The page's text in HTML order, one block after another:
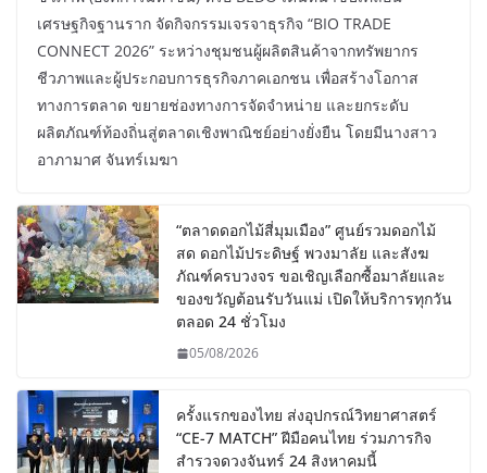
เศรษฐกิจฐานราก จัดกิจกรรมเจรจาธุรกิจ “BIO TRADE
CONNECT 2026” ระหว่างชุมชนผู้ผลิตสินค้าจากทรัพยากร
ชีวภาพและผู้ประกอบการธุรกิจภาคเอกชน เพื่อสร้างโอกาส
ทางการตลาด ขยายช่องทางการจัดจำหน่าย และยกระดับ
ผลิตภัณฑ์ท้องถิ่นสู่ตลาดเชิงพาณิชย์อย่างยั่งยืน โดยมีนางสาว
อาภามาศ จันทร์เมฆา
“ตลาดดอกไม้สี่มุมเมือง” ศูนย์รวมดอกไม้
สด ดอกไม้ประดิษฐ์ พวงมาลัย และสังฆ
ภัณฑ์ครบวงจร ขอเชิญเลือกซื้อมาลัยและ
ของขวัญต้อนรับวันแม่ เปิดให้บริการทุกวัน
ตลอด 24 ชั่วโมง
05/08/2026
ครั้งแรกของไทย ส่งอุปกรณ์วิทยาศาสตร์
“CE-7 MATCH” ฝีมือคนไทย ร่วมภารกิจ
สำรวจดวงจันทร์ 24 สิงหาคมนี้